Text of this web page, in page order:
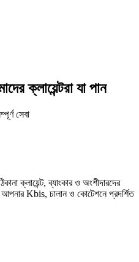
ক্লায়েন্টরা যা পান
সেবা
ক্লায়েন্ট, ব্যাংকার ও অংশীদারদের
Kbis, চালান ও কোটেশনে প্রদর্শিত